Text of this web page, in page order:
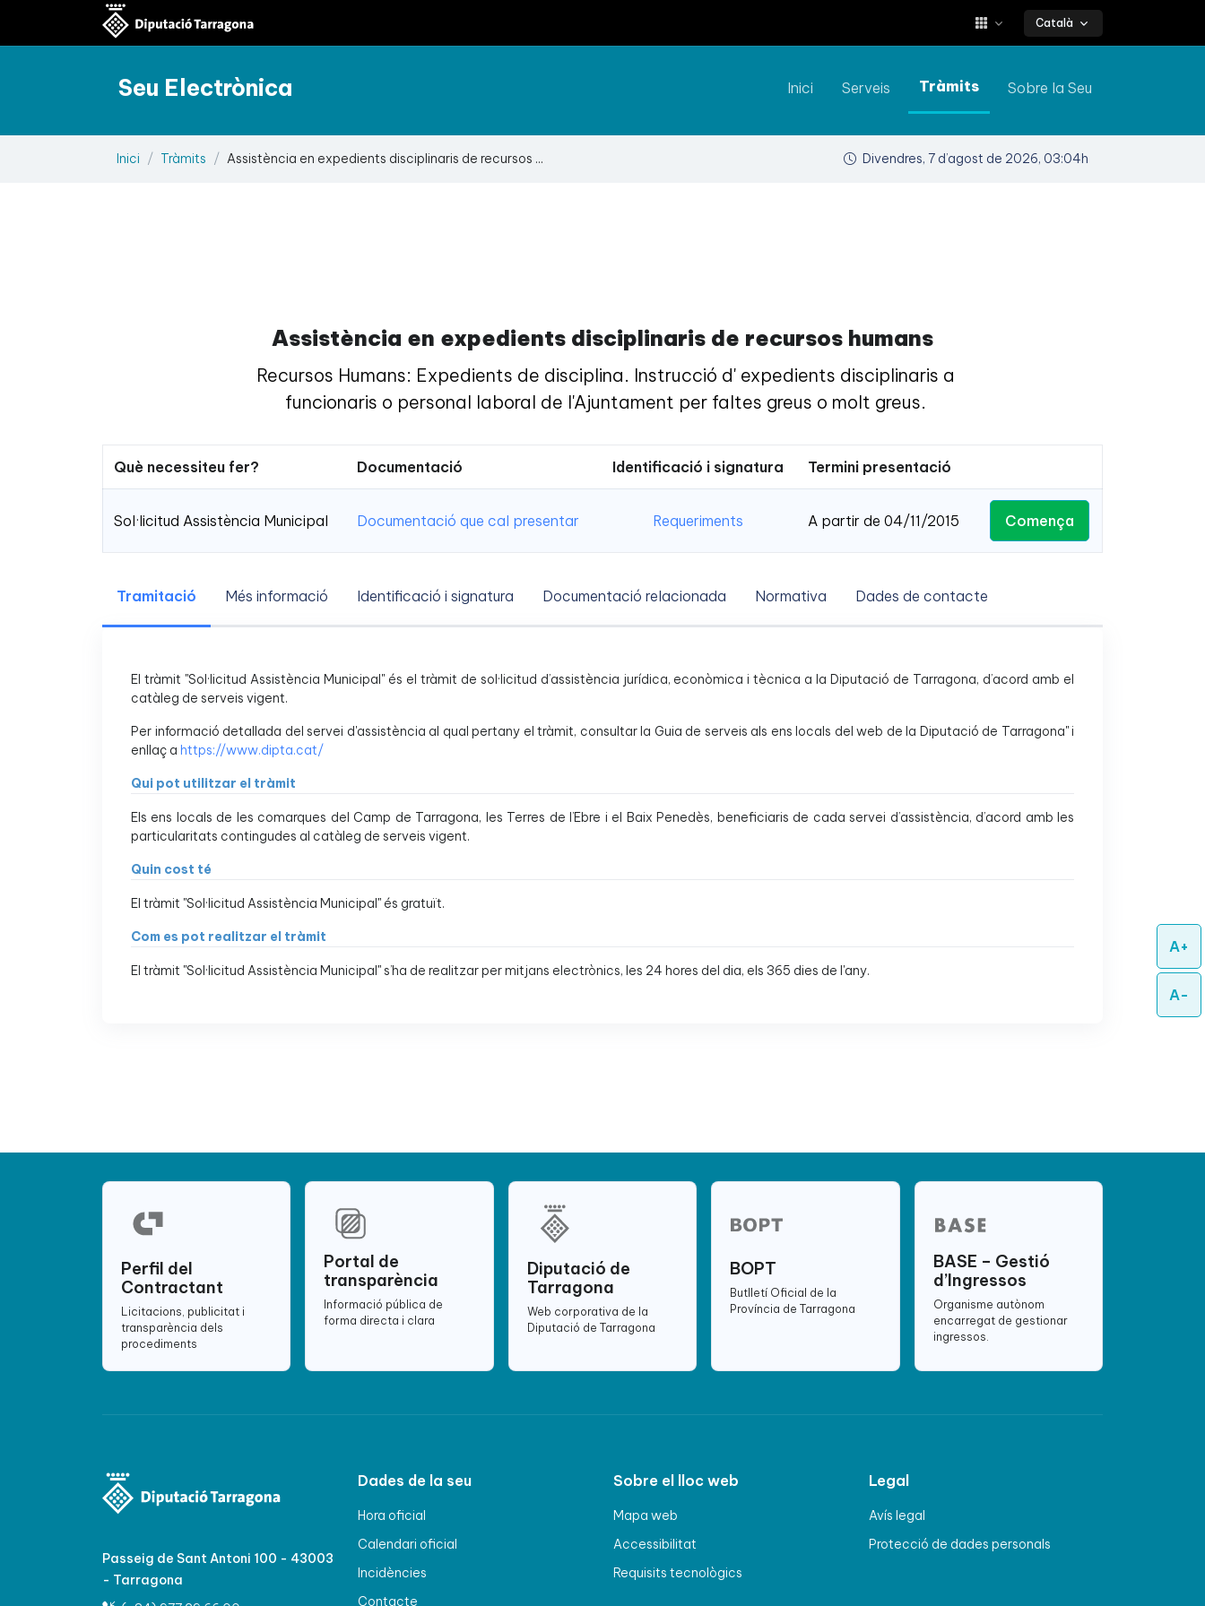
A+
A-
Català
Seu Electrònica Inici Serveis Tràmits Sobre la Seu
Inici Tràmits Assistència en expedients disciplinaris de recursos ... Divendres, 7 d’agost de 2026, 03:04h
Assistència en expedients disciplinaris de recursos humans
Recursos Humans: Expedients de disciplina. Instrucció d' expedients disciplinaris a
funcionaris o personal laboral de l'Ajuntament per faltes greus o molt greus.
Què necessiteu fer? Documentació Identificació i signatura Termini presentació
Sol·licitud Assistència Municipal Documentació que cal presentar Requeriments A partir de 04/11/2015 Comença
Tramitació Més informació Identificació i signatura Documentació relacionada Normativa Dades de contacte
El tràmit "Sol·licitud Assistència Municipal" és el tràmit de sol·licitud d’assistència jurídica, econòmica i tècnica a la Diputació de Tarragona, d’acord amb el
catàleg de serveis vigent.
Per informació detallada del servei d'assistència al qual pertany el tràmit, consultar la Guia de serveis als ens locals del web de la Diputació de Tarragona" i
enllaç a https://www.dipta.cat/
Qui pot utilitzar el tràmit
Els ens locals de les comarques del Camp de Tarragona, les Terres de l’Ebre i el Baix Penedès, beneficiaris de cada servei d’assistència, d’acord amb les
particularitats contingudes al catàleg de serveis vigent.
Quin cost té
El tràmit "Sol·licitud Assistència Municipal" és gratuït.
Com es pot realitzar el tràmit
El tràmit "Sol·licitud Assistència Municipal" s’ha de realitzar per mitjans electrònics, les 24 hores del dia, els 365 dies de l'any.
Perfil del
Contractant
Licitacions, publicitat i
transparència dels
procediments
Portal de
transparència
Informació pública de
forma directa i clara
Diputació de
Tarragona
Web corporativa de la
Diputació de Tarragona
BOPT
Butlletí Oficial de la
Província de Tarragona
BASE – Gestió
d’Ingressos
Organisme autònom
encarregat de gestionar
ingressos.
Passeig de Sant Antoni 100 - 43003
- Tarragona
Dades de la seu
Hora oficial
Calendari oficial
Incidències
Contacte
Sobre el lloc web
Mapa web
Accessibilitat
Requisits tecnològics
Legal
Avís legal
Protecció de dades personals